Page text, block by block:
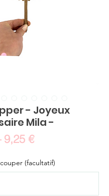
- Joyeux
Mila -
Prix
9,25 €Prix
(facultatif)